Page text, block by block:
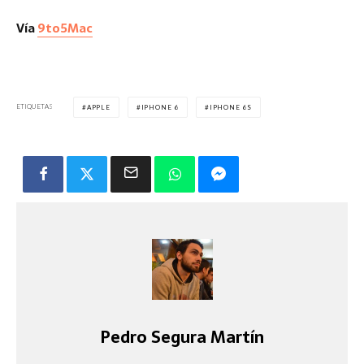
Vía9to5Mac
ETIQUETAS APPLE IPHONE 6 IPHONE 6S
Pedro Segura Martín